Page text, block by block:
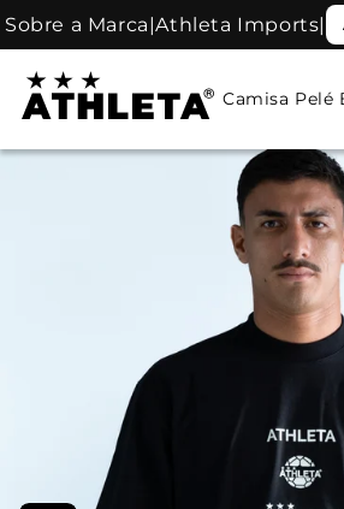
Read
the
Privacy
Policy
para o
conteúdo
Sobre a Marca|Athleta Imports|
Camisa Pelé